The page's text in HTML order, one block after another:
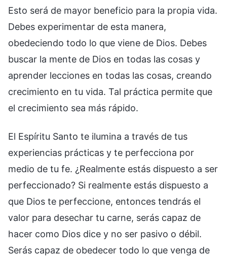
Esto será de mayor beneficio para la propia vida.
Debes experimentar de esta manera,
obedeciendo todo lo que viene de Dios. Debes
buscar la mente de Dios en todas las cosas y
aprender lecciones en todas las cosas, creando
crecimiento en tu vida. Tal práctica permite que
el crecimiento sea más rápido.
El Espíritu Santo te ilumina a través de tus
experiencias prácticas y te perfecciona por
medio de tu fe. ¿Realmente estás dispuesto a ser
perfeccionado? Si realmente estás dispuesto a
que Dios te perfeccione, entonces tendrás el
valor para desechar tu carne, serás capaz de
hacer como Dios dice y no ser pasivo o débil.
Serás capaz de obedecer todo lo que venga de